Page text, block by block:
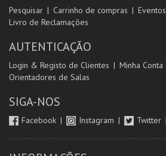
Pesquisar Carrinho de compras Eventos
Livro de Reclamações
AUTENTICAÇÃO
Login & Registo de Clientes Minha Conta
Orientadores de Salas
SIGA-NOS
Facebook Instagram Twitter